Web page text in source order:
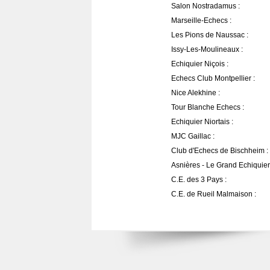
Salon Nostradamus :
Marseille-Echecs :
Les Pions de Naussac :
Issy-Les-Moulineaux :
Echiquier Niçois :
Echecs Club Montpellier :
Nice Alekhine :
Tour Blanche Echecs :
Echiquier Niortais :
MJC Gaillac :
Club d'Echecs de Bischheim :
Asnières - Le Grand
C.E. des 3 Pays :
C.E. de Rueil Malmaison :